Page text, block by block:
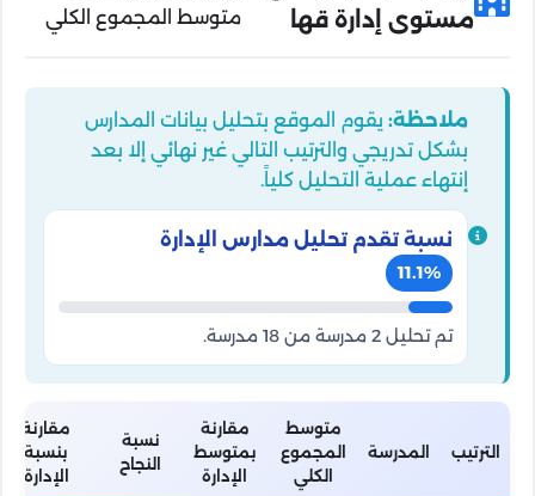
مستوى إدارة قها
متوسط المجموع الكلي
ملاحظة: يقوم الموقع بتحليل بيانات المدارس
بشكل تدريجي والترتيب التالي غير نهائي إلا بعد
إنتهاء عملية التحليل كلياً.
نسبة تقدم تحليل مدارس الإدارة
11.1%
تم تحليل 2 مدرسة من 18 مدرسة.
الترتيب المدرسة
متوسط
المجموع
الكلي
مقارنة
بمتوسط
الإدارة
نسبة
النجاح
مقارنة
بنسبة
الإدارة